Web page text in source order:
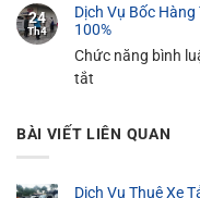
Thơ
–
Giá
100K
Móc
Tại
Cần
Phục
Vụ
Bốc
Xếp
Tại
24
Th4
Dịch Vụ Bốc Hàng
100%
Chức năng bình
tắt
Vụ
Bốc
Thuê
BÀI VIẾT LIÊN QUAN
Dịch Vụ Thuê Xe